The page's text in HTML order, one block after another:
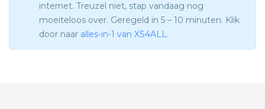
internet. Treuzel niet, stap vandaag nog
moeiteloos over. Geregeld in 5 – 10 minuten. Klik
door naar alles-in-1 van XS4ALL.